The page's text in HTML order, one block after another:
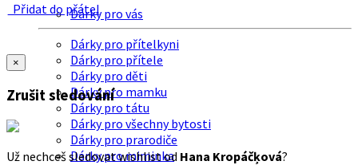
Dárky pro vás
Dárky pro přítelkyni
Dárky pro přítele
Dárky pro děti
Dárky pro mamku
Dárky pro tátu
Dárky pro všechny bytosti
Dárky pro prarodiče
Dárky pro miminka
Přidat do přátel
×
Zrušit sledování
Už nechceš sledovat wishlist od Hana Kropáčķová?